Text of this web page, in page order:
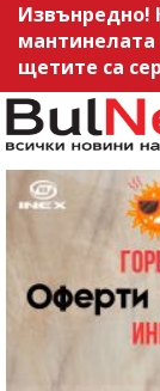
Извънредно!
щетите са